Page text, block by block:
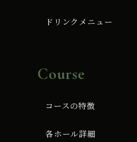
ドリンクメニュー
Course
コースの特徴
各ホール詳細